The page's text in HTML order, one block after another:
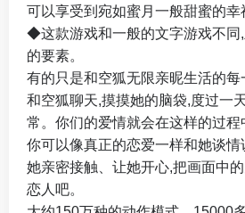
可以享受到宛如蜜月一般甜蜜的幸
◆这款游戏和一般的文字游戏不同
的要素。
有的只是和空狐无限亲昵生活的每
和空狐聊天,摸摸她的脑袋,度过一
常。你们的爱情就会在这样的过程
你可以像真正的恋爱一样和她谈
她亲密接触、让她开心,把画面中
恋人吧。